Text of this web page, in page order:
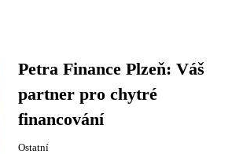
Petra Finance Plzeň: Váš
partner pro chytré
financování
Ostatní